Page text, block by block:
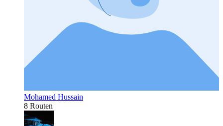
Mohamed Hussain
8 Routen